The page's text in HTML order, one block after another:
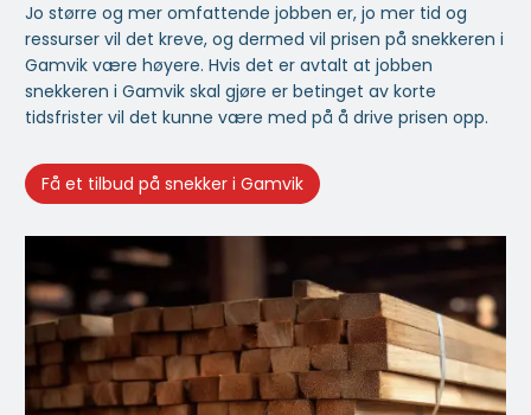
Jo større og mer omfattende jobben er, jo mer tid og
ressurser vil det kreve, og dermed vil prisen på snekkeren i
Gamvik være høyere. Hvis det er avtalt at jobben
snekkeren i Gamvik skal gjøre er betinget av korte
tidsfrister vil det kunne være med på å drive prisen opp.
Få et tilbud på snekker i Gamvik